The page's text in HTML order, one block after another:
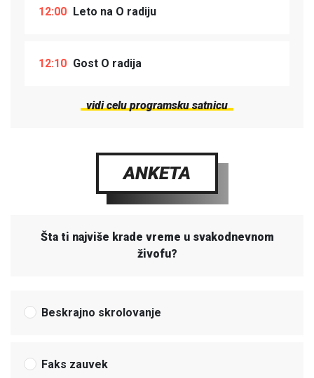
12:00 Leto na O radiju
12:10 Gost O radija
vidi celu programsku satnicu
ANKETA
Šta ti najviše krade vreme u svakodnevnom
živofu?
Beskrajno skrolovanje
Faks zauvek